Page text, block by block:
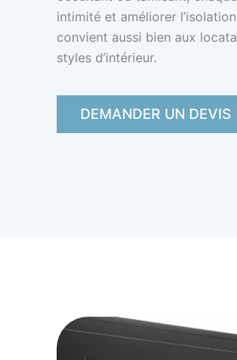
intimité et améliorer
convient aussi bien aux
styles d’intérieur.
DEMANDER UN DEVIS